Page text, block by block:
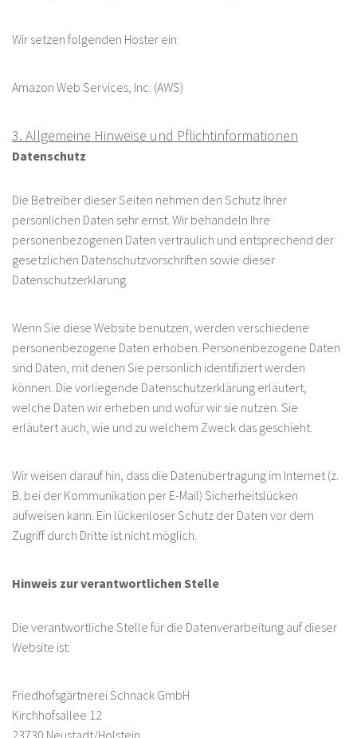
Wir setzen folgenden Hoster ein:
Amazon Web Services, Inc. (AWS)
3. Allgemeine Hinweise und Pflicht­informationen
Datenschutz
Die Betreiber dieser Seiten nehmen den Schutz Ihrer
persönlichen Daten sehr ernst. Wir behandeln Ihre
personenbezogenen Daten vertraulich und entsprechend der
gesetzlichen Datenschutzvorschriften sowie dieser
Datenschutzerklärung.
Wenn Sie diese Website benutzen, werden verschiedene
personenbezogene Daten erhoben. Personenbezogene Daten
sind Daten, mit denen Sie persönlich identifiziert werden
können. Die vorliegende Datenschutzerklärung erläutert,
welche Daten wir erheben und wofür wir sie nutzen. Sie
erläutert auch, wie und zu welchem Zweck das geschieht.
Wir weisen darauf hin, dass die Datenübertragung im Internet (z.
B. bei der Kommunikation per E-Mail) Sicherheitslücken
aufweisen kann. Ein lückenloser Schutz der Daten vor dem
Zugriff durch Dritte ist nicht möglich.
Hinweis zur verantwortlichen Stelle
Die verantwortliche Stelle für die Datenverarbeitung auf dieser
Website ist:
Friedhofsgärtnerei Schnack GmbH
Kirchhofsallee 12
23730 Neustadt/Holstein